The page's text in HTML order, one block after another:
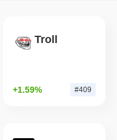
Bitcoin ETF Hisselerini
Troll
+1.59% #409